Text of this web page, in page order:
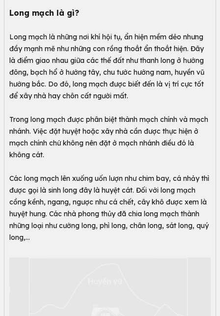
Long mạch là gì?
Long mạch là những nơi khí hội tụ, ẩn hiện mềm dẻo nhưng
đầy mạnh mẽ như những con rồng thoắt ẩn thoắt hiện. Đây
là điểm giao nhau giữa các thế đất như thanh long ở hướng
đông, bạch hổ ở hướng tây, chu tước hướng nam, huyền vũ
hướng bắc. Do đó, long mạch được biết đến là vị trí cực tốt
để xây nhà hay chôn cất người mất.
Trong long mạch được phân biệt thành mạch chính và mạch
nhánh. Việc đặt huyệt hoặc xây nhà cần được thực hiện ở
mạch chính chứ không nên đặt ở mạch nhánh điều đó là
không cát.
Các long mạch lên xuống uốn lượn như chim bay, cá nhảy thì
được gọi là sinh long đây là huyệt cát. Đối với long mạch
cồng kềnh, ngang, ngược như cá chết, cây khô được xem là
huyệt hung. Các nhà phong thủy đã chia long mạch thành
những loại như cường long, phì long, chân long, sát long, quý
long,…